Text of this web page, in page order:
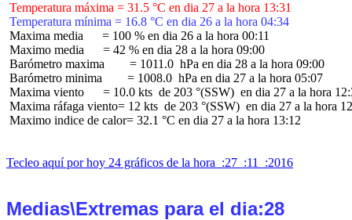
Temperatura máxima = 31.5 °C en dia 27 a la hora 13:31
Temperatura mínima = 16.8 °C en dia 26 a la hora 04:34
Maxima media      = 100 % en dia 26 a la hora 00:11
Maximo media      = 42 % en dia 28 a la hora 09:00
Barómetro maxima        = 1011.0  hPa en dia 28 a la hora 09:00
Barómetro minima        = 1008.0  hPa en dia 27 a la hora 05:07
Maxima viento      = 10.0 kts  de 203 °(SSW)  en dia 27 a la hora
Maxima ráfaga viento= 12 kts  de 203 °(SSW)  en dia 27 a la hora
Maximo indice de calor= 32.1 °C en dia 27 a la hora 13:12
Tecleo aquí por hoy 24 gráficos de la hora  :27  :11  :2016
Medias\Extremas para el dia:28